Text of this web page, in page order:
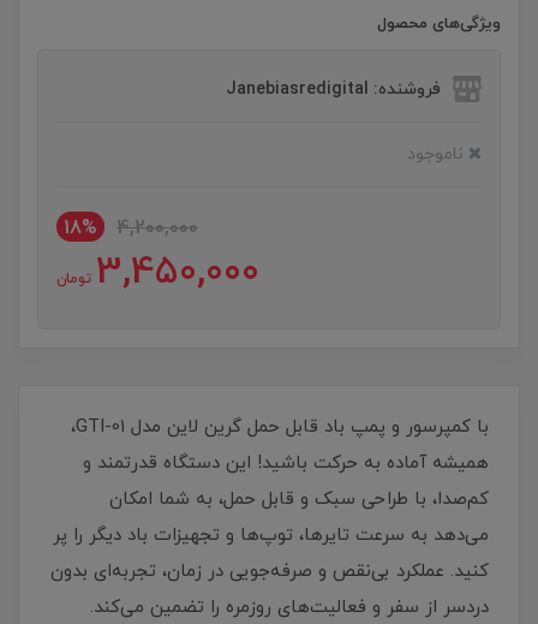
ویژگی‌های محصول
فروشنده: Janebiasredigital
ناموجود
4,200,000
18%
3,450,000 تومان
با کمپرسور و پمپ باد قابل حمل گرین لاین مدل GTI-01،
همیشه آماده به حرکت باشید! این دستگاه قدرتمند و
کم‌صدا، با طراحی سبک و قابل حمل، به شما امکان
می‌دهد به سرعت تایرها، توپ‌ها و تجهیزات باد دیگر را پر
کنید. عملکرد بی‌نقص و صرفه‌جویی در زمان، تجربه‌ای بدون
دردسر از سفر و فعالیت‌های روزمره را تضمین می‌کند.